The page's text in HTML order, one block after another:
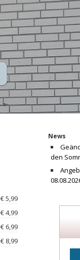
5,99
4,99
6,99
8,99
News
den